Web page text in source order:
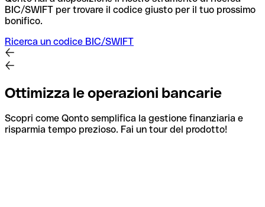
BIC/SWIFT per trovare il codice giusto per il tuo prossimo
bonifico.
Ricerca un codice BIC/SWIFT
Ottimizza le operazioni bancarie
Scopri come Qonto semplifica la gestione finanziaria e
risparmia tempo prezioso. Fai un tour del prodotto!